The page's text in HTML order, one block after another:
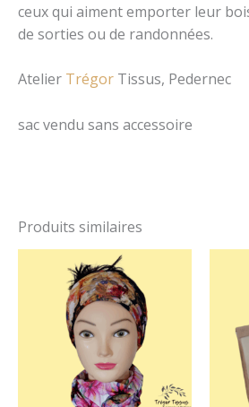
ceux qui aiment emporter leur
de sorties ou de randonnées.
Atelier Trégor Tissus, Pedernec
sac vendu sans accessoire
Produits similaires
plusieurs
variations.
options